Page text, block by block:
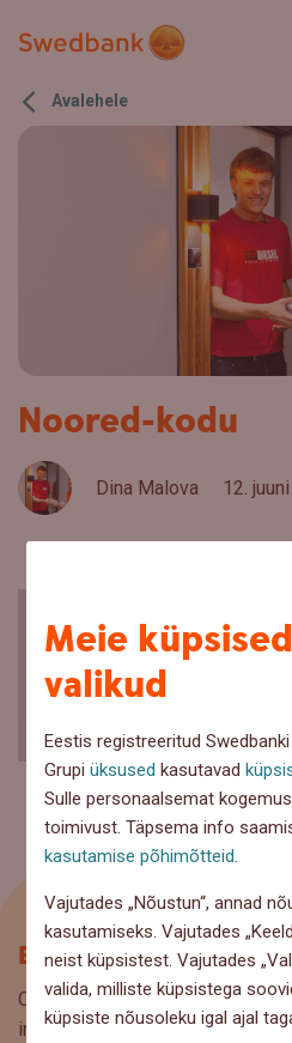
Meie
valikud
Eestis registreeritud Swedbanki
Grupiüksused kasutavad
Sulle personaalsemat
toimivust. Täpsema info
kasutamise põhimõtteid.
Vajutades „Nõustun“, annad
kasutamiseks. Vajutades
neist küpsistest. Vajutades
valida, milliste küpsistega
küpsiste nõusoleku igal ajal
Avalehele
Noored-kodu
Dina Malova 12.
Blogi
Oled Swedbanki blogi lehel, kus
infot ja kasulikke nõuandeid, et